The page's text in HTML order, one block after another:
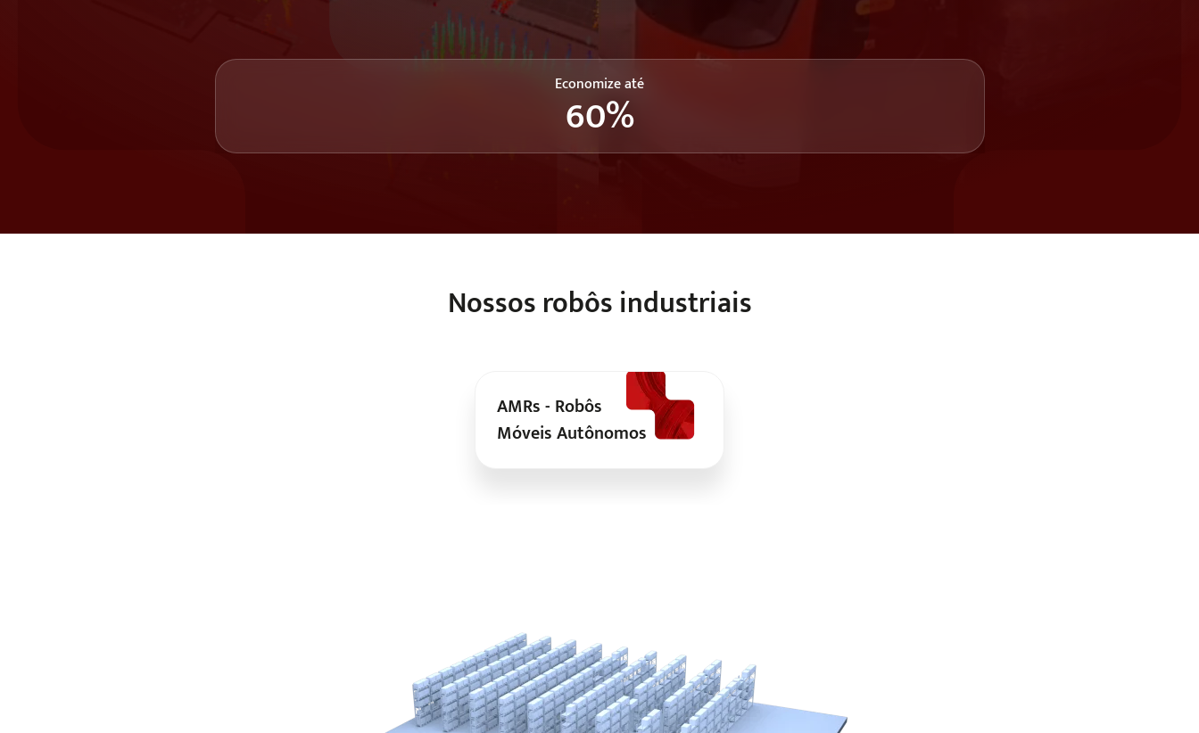
Economize até
60%
Nossos robôs industriais
AMRs - Robôs
Móveis Autônomos
Transpaleteira Slim
Autônoma
Rebocador Autônomo